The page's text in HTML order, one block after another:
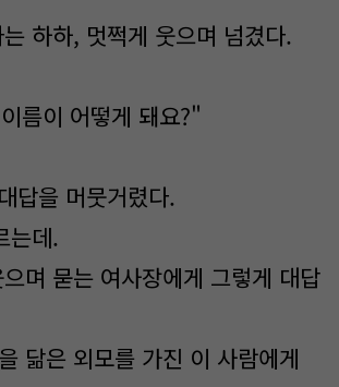
하하, 멋쩍게 웃으며 넘겼다.
름이 어떻게 돼요?"
답을 머뭇거렸다.
는데.
며 묻는 여사장에게 그렇게 대답
닮은 외모를 가진 이 사람에게